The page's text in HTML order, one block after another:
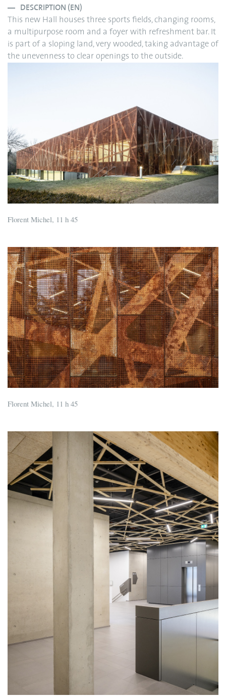
DESCRIPTION (EN)
This new Hall houses three sports fields, changing rooms,
a multipurpose room and a foyer with refreshment bar. It
is part of a sloping land, very wooded, taking advantage of
the unevenness to clear openings to the outside.
Florent Michel, 11 h 45
Florent Michel, 11 h 45